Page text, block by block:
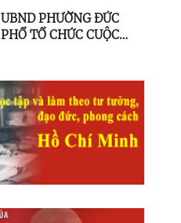
NGƯỜI CÓ CÔNG VỚI
CÁCH MẠNG Ở PHƯỜNG
UBND PHƯỜNG ĐỨC
PHỔ TỔ CHỨC CUỘC